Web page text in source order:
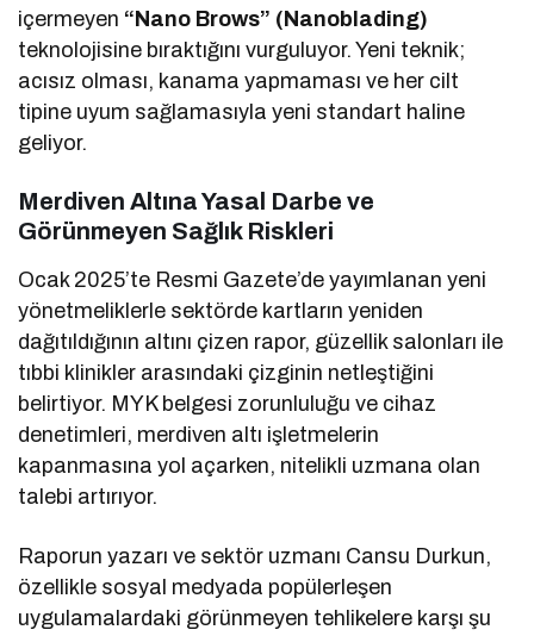
içermeyen “Nano Brows” (Nanoblading)
teknolojisine bıraktığını vurguluyor. Yeni teknik;
acısız olması, kanama yapmaması ve her cilt
tipine uyum sağlamasıyla yeni standart haline
geliyor.
Merdiven Altına Yasal Darbe ve
Görünmeyen Sağlık Riskleri
Ocak 2025’te Resmi Gazete’de yayımlanan yeni
yönetmeliklerle sektörde kartların yeniden
dağıtıldığının altını çizen rapor, güzellik salonları ile
tıbbi klinikler arasındaki çizginin netleştiğini
belirtiyor. MYK belgesi zorunluluğu ve cihaz
denetimleri, merdiven altı işletmelerin
kapanmasına yol açarken, nitelikli uzmana olan
talebi artırıyor.
Raporun yazarı ve sektör uzmanı Cansu Durkun,
özellikle sosyal medyada popülerleşen
uygulamalardaki görünmeyen tehlikelere karşı şu